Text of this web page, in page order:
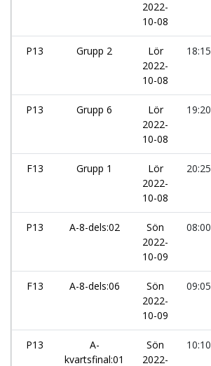
2022-
10-08
P13 Grupp 2
Lör
2022-
10-08
18:15
P13 Grupp 6
Lör
2022-
10-08
19:20
F13 Grupp 1
Lör
2022-
10-08
20:25
P13 A-8-dels:02
Sön
2022-
10-09
08:00
F13 A-8-dels:06
Sön
2022-
10-09
09:05
P13
A-
kvartsfinal:01
Sön
2022-
10:10